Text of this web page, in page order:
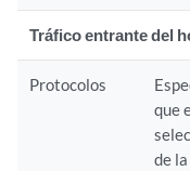
Tráfico entrante del
Protocolos
que
de